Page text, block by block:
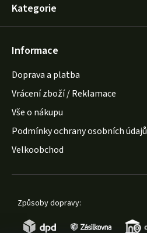
Kategorie
Informace
Doprava a platba
Vrácení zboží / Reklamace
Vše o nákupu
Podmínky ochrany osobních údajů
Velkoobchod
Způsoby dopravy: